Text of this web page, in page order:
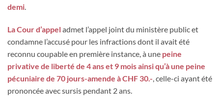
demi.
La Cour d’appeladmet l’appel joint du ministère public et
condamne l’accusé pour les infractions dont il avait été
reconnu coupable en première instance, à une peine
privative de liberté de 4 ans et 9 mois ainsi qu’à une peine
pécuniaire de 70 jours-amende à CHF 30.-, celle-ci ayant été
prononcée avec sursis pendant 2 ans.